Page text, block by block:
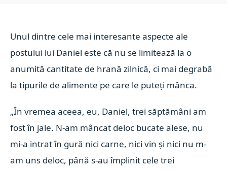
Unul dintre cele mai interesante aspecte ale
postului lui Daniel este că nu se limitează la o
anumită cantitate de hrană zilnică, ci mai degrabă
la tipurile de alimente pe care le puteți mânca.
„În vremea aceea, eu, Daniel, trei săptămâni am
fost în jale. N-am mâncat deloc bucate alese, nu
mi-a intrat în gură nici carne, nici vin și nici nu m-
am uns deloc, până s-au împlinit cele trei